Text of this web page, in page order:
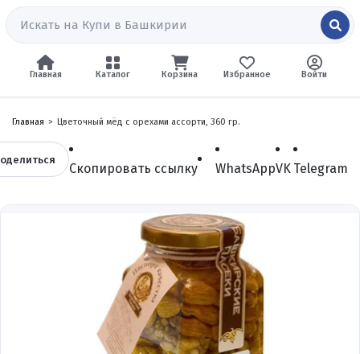
Главная Каталог Войти
Избранное
Корзина
Главная Цветочный мёд с орехами ассорти, 360 гр.
Скопировать ссылку WhatsAppVK Telegram